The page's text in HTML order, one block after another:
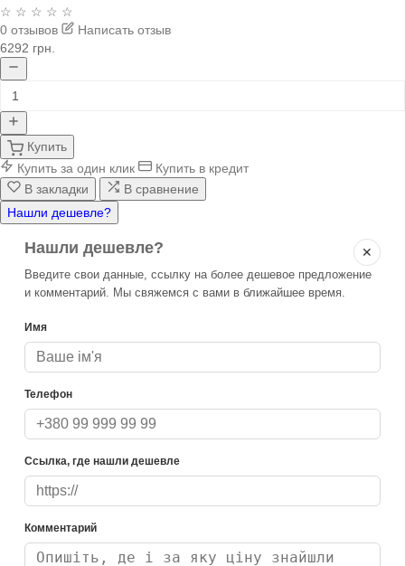
☆ ☆ ☆ ☆ ☆
0 отзывов
Написать отзыв
6292 грн.
Купить
Купить за один клик
Купить в кредит
В закладки
В сравнение
Нашли дешевле?
✕
Нашли дешевле?
Введите свои данные, ссылку на более дешевое предложение
и комментарий. Мы свяжемся с вами в ближайшее время.
Имя
Телефон
Ссылка, где нашли дешевле
Комментарий